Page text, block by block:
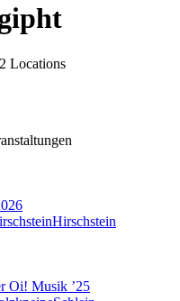
2 Locations
Hirschstein
Oi! Musik ’25